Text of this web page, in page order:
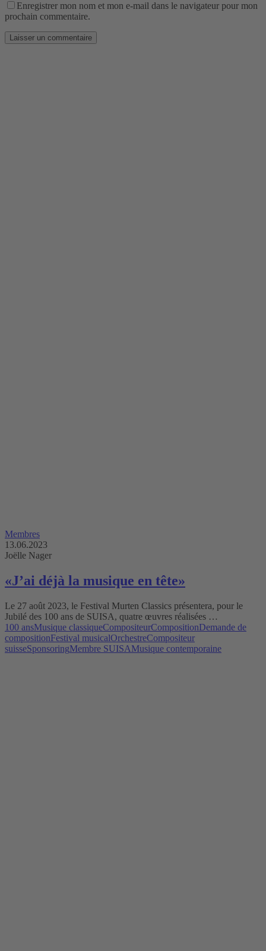
Enregistrer mon nom et mon e-mail dans le navigateur pour mon
prochain commentaire.
Membres
13.06.2023
Joëlle Nager
«J’ai déjà la musique en tête»
Le 27 août 2023, le Festival Murten Classics présentera, pour le
Jubilé des 100 ans de SUISA, quatre œuvres réalisées …
100 ansMusique classiqueCompositeurCompositionDemande de
compositionFestival musicalOrchestreCompositeur
suisseSponsoringMembre SUISAMusique contemporaine